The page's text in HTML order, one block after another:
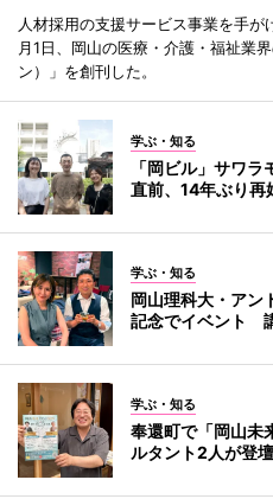
人材採用の支援サービス事業を手
月1日、岡山の医療・介護・福祉業
ン）」を創刊した。
学ぶ・知る
「岡ビル」サワ
直前、14年ぶり再
学ぶ・知る
岡山理科大・アン
記念でイベント
学ぶ・知る
奉還町で「岡山
ルタント2人が登壇